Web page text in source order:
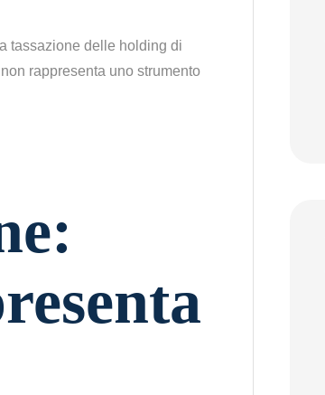
tassazione delle holding di
rappresenta uno strumento